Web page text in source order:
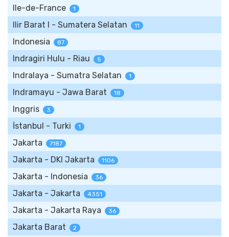
Ile-de-France 1
Ilir Barat I - Sumatera Selatan 11
Indonesia 87
Indragiri Hulu - Riau 5
Indralaya - Sumatra Selatan 1
Indramayu - Jawa Barat 18
Inggris 3
İstanbul - Turki 1
Jakarta 7187
Jakarta - DKI Jakarta 1106
Jakarta - Indonesia 36
Jakarta - Jakarta 4351
Jakarta - Jakarta Raya 36
Jakarta Barat 2